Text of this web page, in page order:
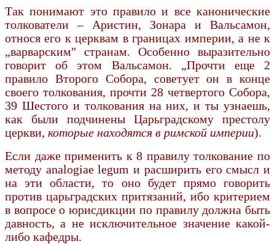
Так понимают это правило и все канониче­ские
толкователи – Аристин, Зонара и Вальсамон,
относя его к церквам в границах империи, а не к
„варварским" странам. Особенно вырази­тельно
говорит об этом Вальсамон. „Прочти еще 2
правило Второго Собора, советует он в конце
своего толкования, прочти 28 четвертого Собо­ра,
39 Шестого и толкования на них, и ты узна­ешь,
как были подчинены Царьградскому престолу
церкви, которые находятся в римской империи).
Если даже применить к 8 правилу толкование по
методу analogiae legum и расширить его смысл и
на эти области, то оно будет прямо говорить
против царьградских притязаний, ибо критерием
в вопросе о юрисдикции по правилу должна быть
давность, а не исключительное зна­чение какой-
либо кафедры.